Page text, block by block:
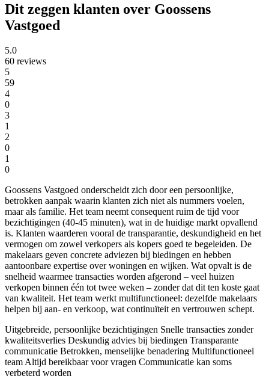
Dit zeggen klanten over Goossens
Vastgoed
5.0
60 reviews
5
59
4
0
3
1
2
0
1
0
Goossens Vastgoed onderscheidt zich door een persoonlijke,
betrokken aanpak waarin klanten zich niet als nummers voelen,
maar als familie. Het team neemt consequent ruim de tijd voor
bezichtigingen (40-45 minuten), wat in de huidige markt opvallend
is. Klanten waarderen vooral de transparantie, deskundigheid en het
vermogen om zowel verkopers als kopers goed te begeleiden. De
makelaars geven concrete adviezen bij biedingen en hebben
aantoonbare expertise over woningen en wijken. Wat opvalt is de
snelheid waarmee transacties worden afgerond – veel huizen
verkopen binnen één tot twee weken – zonder dat dit ten koste gaat
van kwaliteit. Het team werkt multifunctioneel: dezelfde makelaars
helpen bij aan- en verkoop, wat continuïteit en vertrouwen schept.
Uitgebreide, persoonlijke bezichtigingen Snelle transacties zonder
kwaliteitsverlies Deskundig advies bij biedingen Transparante
communicatie Betrokken, menselijke benadering Multifunctioneel
teamAltijd bereikbaar voor vragen Communicatie kan soms
verbeterd worden